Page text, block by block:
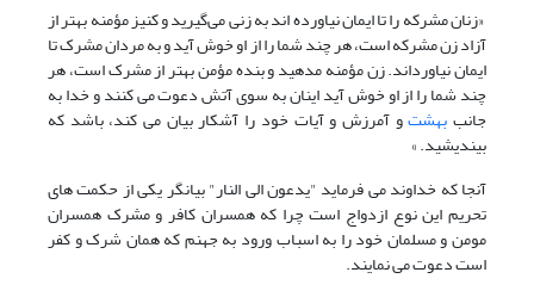
«زنان مشرکه را تا ایمان نیاورده اند به زنی می‌گیرید و کنیز مؤمنه بهتر از
آزاد زن مشرکه است، هر چند شما را از او خوش آید و به مردان مشرک تا
ایمان نیاورداند. زن مؤمنه مدهید و بنده مؤمن بهتر از مشرک است، هر
چند شما را از او خوش آید اینان به سوی آتش دعوت می کنند و خدا به
جانببهشتو آمرزش و آیات خود را آشکار بیان می کند، باشد که
بیندیشید. »
آنجا که خداوند می فرماید "یدعون الی النار" بیانگر یکی از حکمت های
تحریم این نوع ازدواج است چرا که همسران کافر و مشرک همسران
مومن و مسلمان خود را به اسباب ورود به جهنم که همان شرک و کفر
است دعوت می نمایند.